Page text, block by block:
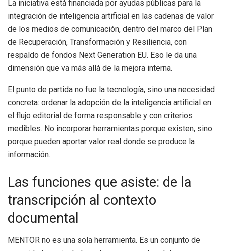
La iniciativa está financiada por ayudas públicas para la
integración de inteligencia artificial en las cadenas de valor
de los medios de comunicación, dentro del marco del Plan
de Recuperación, Transformación y Resiliencia, con
respaldo de fondos Next Generation EU. Eso le da una
dimensión que va más allá de la mejora interna.
El punto de partida no fue la tecnología, sino una necesidad
concreta: ordenar la adopción de la inteligencia artificial en
el flujo editorial de forma responsable y con criterios
medibles. No incorporar herramientas porque existen, sino
porque pueden aportar valor real donde se produce la
información.
Las funciones que asiste: de la
transcripción al contexto
documental
MENTOR no es una sola herramienta. Es un conjunto de